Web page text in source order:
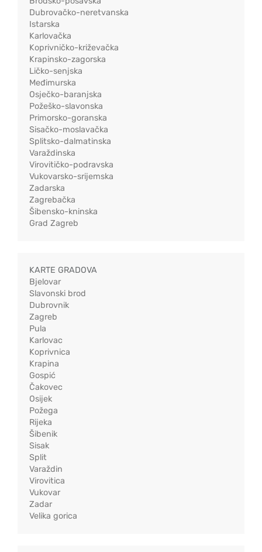
Dubrovačko-neretvanska
Istarska
Karlovačka
Koprivničko-križevačka
Krapinsko-zagorska
Ličko-senjska
Međimurska
Osječko-baranjska
Požeško-slavonska
Primorsko-goranska
Sisačko-moslavačka
Splitsko-dalmatinska
Varaždinska
Virovitičko-podravska
Vukovarsko-srijemska
Zadarska
Zagrebačka
Šibensko-kninska
Grad Zagreb
KARTE GRADOVA
Bjelovar
Slavonski brod
Dubrovnik
Zagreb
Pula
Karlovac
Koprivnica
Krapina
Gospić
Čakovec
Osijek
Požega
Rijeka
Šibenik
Sisak
Split
Varaždin
Virovitica
Vukovar
Zadar
Velika gorica